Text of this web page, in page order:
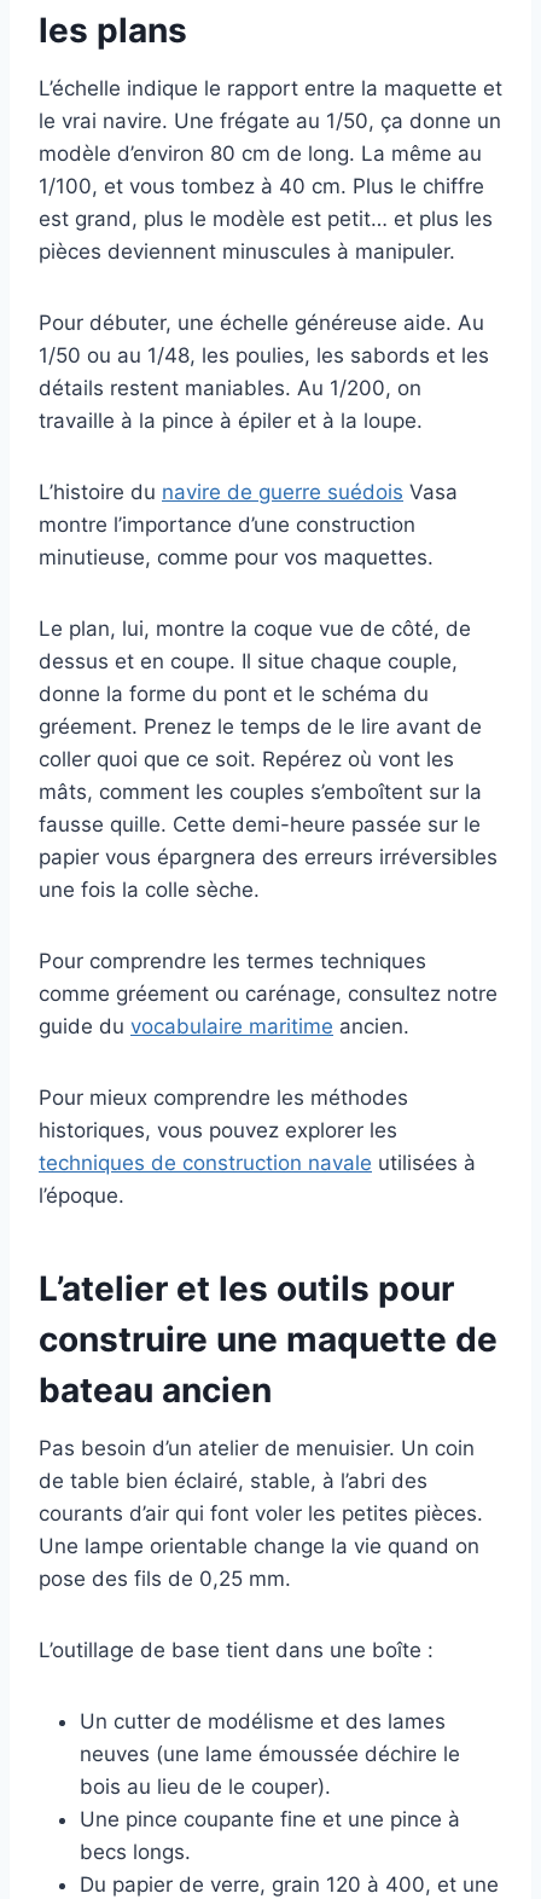
les plans
L’échelle indique le rapport entre la maquette et
le vrai navire. Une frégate au 1/50, ça donne un
modèle d’environ 80 cm de long. La même au
1/100, et vous tombez à 40 cm. Plus le chiffre
est grand, plus le modèle est petit… et plus les
pièces deviennent minuscules à manipuler.
Pour débuter, une échelle généreuse aide. Au
1/50 ou au 1/48, les poulies, les sabords et les
détails restent maniables. Au 1/200, on
travaille à la pince à épiler et à la loupe.
L’histoire du navire de guerre suédois Vasa
montre l’importance d’une construction
minutieuse, comme pour vos maquettes.
Le plan, lui, montre la coque vue de côté, de
dessus et en coupe. Il situe chaque couple,
donne la forme du pont et le schéma du
gréement. Prenez le temps de le lire avant de
coller quoi que ce soit. Repérez où vont les
mâts, comment les couples s’emboîtent sur la
fausse quille. Cette demi-heure passée sur le
papier vous épargnera des erreurs irréversibles
une fois la colle sèche.
Pour comprendre les termes techniques
comme gréement ou carénage, consultez notre
guide du vocabulaire maritime ancien.
Pour mieux comprendre les méthodes
historiques, vous pouvez explorer les
techniques de construction navale utilisées à
l’époque.
L’atelier et les outils pour
construire une maquette de
bateau ancien
Pas besoin d’un atelier de menuisier. Un coin
de table bien éclairé, stable, à l’abri des
courants d’air qui font voler les petites pièces.
Une lampe orientable change la vie quand on
pose des fils de 0,25 mm.
L’outillage de base tient dans une boîte :
Un cutter de modélisme et des lames
neuves (une lame émoussée déchire le
bois au lieu de le couper).
Une pince coupante fine et une pince à
becs longs.
Du papier de verre, grain 120 à 400, et une